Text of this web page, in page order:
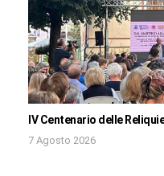
IV Centenario delle
7 Agosto 2026